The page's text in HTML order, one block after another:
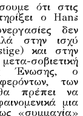
ότι στις
ο Hans
δεν
στην ισχύ
και στην
σοβιετική
Ένωσης, ο
των
πρέπει να
μια
«συμμαχία»